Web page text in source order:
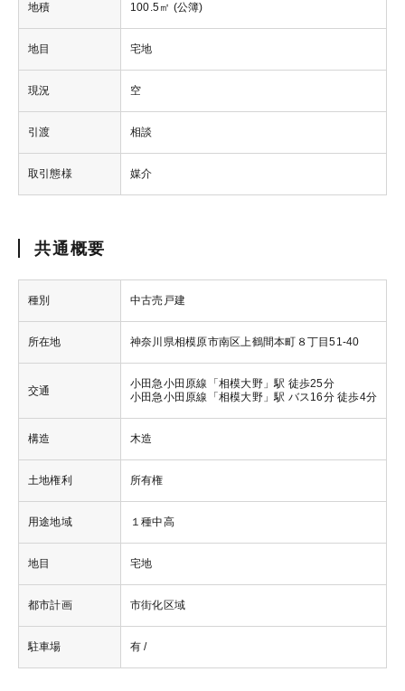
地積 100.5㎡ (公簿)
地目 宅地
現況 空
引渡 相談
取引態様 媒介
共通概要
種別 中古売戸建
所在地 神奈川県相模原市南区上鶴間本町８丁目51-40
交通
小田急小田原線「相模大野」駅 徒歩25分
小田急小田原線「相模大野」駅 バス16分 徒歩4分
構造 木造
土地権利 所有権
用途地域 １種中高
地目 宅地
都市計画 市街化区域
駐車場 有 /